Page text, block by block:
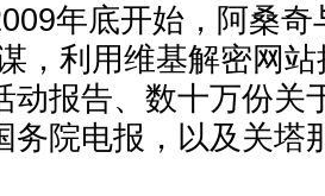
年底开始，阿桑
，利用维基解密网
动报告、数十万份关
务院电报，以及关塔